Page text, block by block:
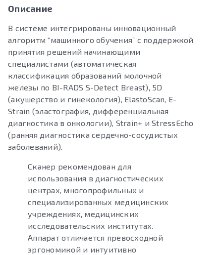
Описание
В системе интегрированы инновационный
алгоритм “машинного обучения” с поддержкой
принятия решений начинающими
специалистами (автоматическая
классификация образований молочной
железы по BI-RADS S-Detect Breast), 5D
(акушерство и гинекология), ElastoScan, E-
Strain (эластография, дифференциальная
диагностика в онкологии), Strain+ и StressEcho
(ранняя диагностика сердечно-сосудистых
заболеваний).
Сканер рекомендован для
использования в диагностических
центрах, многопрофильных и
специализированных медицинских
учреждениях, медицинских
исследовательских институтах.
Аппарат отличается превосходной
эргономикой и интуитивно